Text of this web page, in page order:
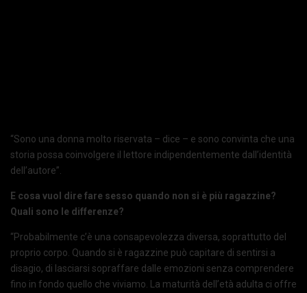
“Sono una donna molto riservata – dice – e sono convinta che una
storia possa coinvolgere il lettore indipendentemente dall’identità
dell’autore”.
E cosa vuol dire fare sesso quando non si è più ragazzine?
Quali sono le differenze?
“Probabilmente c’è una consapevolezza diversa, soprattutto del
proprio corpo. Quando si è ragazzine può capitare di sentirsi a
disagio, di lasciarsi sopraffare dalle emozioni senza comprendere
fino in fondo quello che viviamo. La maturità dell’età adulta ci offre